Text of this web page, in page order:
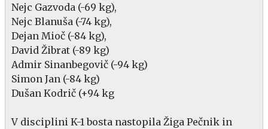
Nejc Gazvoda (-69 kg),
Nejc Blanuša (-74 kg),
Dejan Mioč (-84 kg),
David Žibrat (-89 kg)
Admir Sinanbegovič (-94 kg)
Simon Jan (-84 kg)
Dušan Kodrič (+94 kg
V disciplini K-1 bosta nastopila ​Žiga Pečnik in